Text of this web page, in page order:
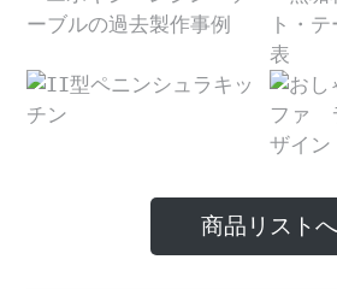
商品リストへ